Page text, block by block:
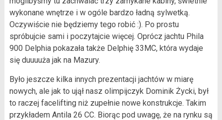
wykonane wnętrze i w ogóle bardzo ładną sylwetką.
Oczywiście nie będziemy tego robić :). Po prostu
spróbujcie sami i poczytajcie więcej. Oprócz jachtu Phila
900 Delphia pokazała także Delphię 33MC, która wydaje
się duuuuża jak na Mazury.
Było jeszcze kilka innych prezentacji jachtów w miarę
nowych, ale jak to ujął nasz olimpijczyk Dominik Życki, był
to raczej facelifting niż zupełnie nowe konstrukcje. Takim
przykładem Antila 26 CC. Biorąc pod uwagę, że na rynku są